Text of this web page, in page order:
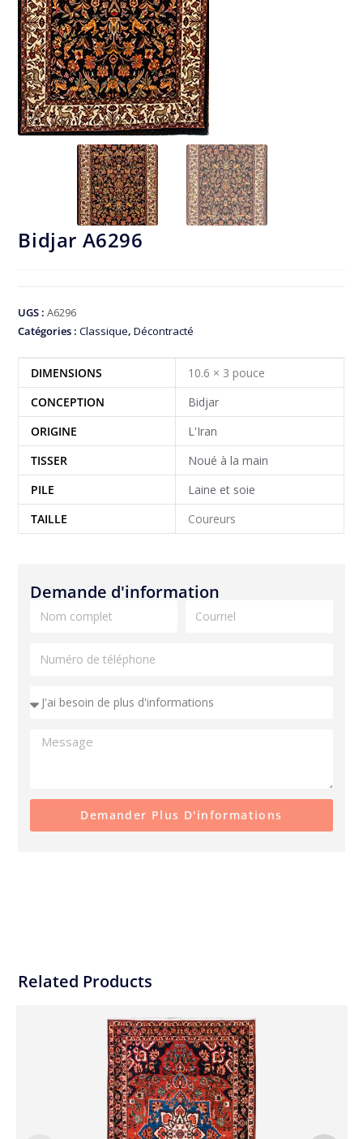
Bidjar A6296
UGS :A6296
Catégories :Classique,Décontracté
DIMENSIONS
10.6 × 3 pouce
CONCEPTION
Bidjar
ORIGINE
L'Iran
TISSER
Noué à la main
PILE
Laine et soie
TAILLE
Coureurs
Demande d'information
Demander Plus D'informations
Related Products